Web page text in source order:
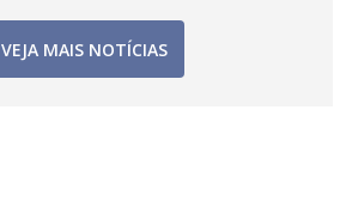
VEJA MAIS NOTÍCIAS